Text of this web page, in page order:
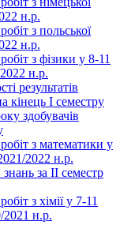
н.р.
з польської
н.р.
з фізики у 8-11
н.р.
результатів
кінець І семестру
здобувачів
з математики у
2022 н.р.
за ІІ семестр
з хімії у 7-11
2021 н.р.